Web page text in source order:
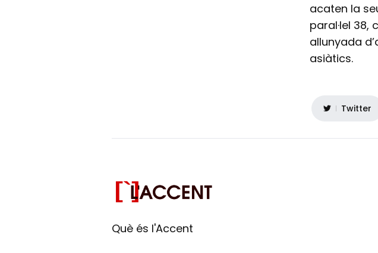
acaten la
paral·lel
allunyada
asiàtics.
Twitter
Què és l'Accent